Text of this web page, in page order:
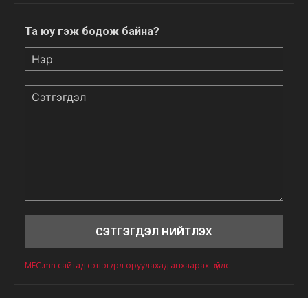
Та юу гэж бодож байна?
MFC.mn сайтад сэтгэгдэл оруулахад анхаарах зүйлс